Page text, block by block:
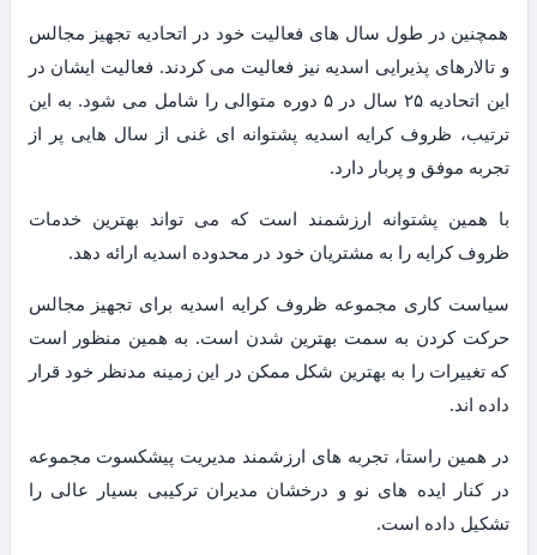
همچنین در طول سال های فعالیت خود در اتحادیه تجهیز مجالس
و تالارهای پذیرایی اسدیه نیز فعالیت می کردند. فعالیت ایشان در
این اتحادیه ۲۵ سال در ۵ دوره متوالی را شامل می شود. به این
ترتیب، ظروف کرایه اسدیه پشتوانه ای غنی از سال هایی پر از
تجربه موفق و پربار دارد.
با همین پشتوانه ارزشمند است که می تواند بهترین خدمات
ظروف کرایه را به مشتریان خود در محدوده اسدیه ارائه دهد.
سیاست کاری مجموعه ظروف کرایه اسدیه برای تجهیز مجالس
حرکت کردن به سمت بهترین شدن است. به همین منظور است
که تغییرات را به بهترین شکل ممکن در این زمینه مدنظر خود قرار
داده اند.
در همین راستا، تجربه های ارزشمند مدیریت پیشکسوت مجموعه
در کنار ایده های نو و درخشان مدیران ترکیبی بسیار عالی را
تشکیل داده است.